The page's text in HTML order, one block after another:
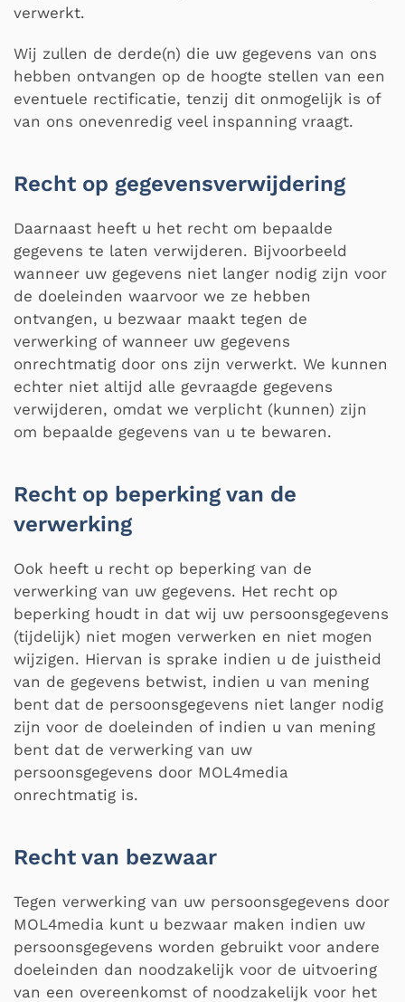
verwerkt.
Wij zullen de derde(n) die uw gegevens van ons
hebben ontvangen op de hoogte stellen van een
eventuele rectificatie, tenzij dit onmogelijk is of
van ons onevenredig veel inspanning vraagt.
Recht op gegevensverwijdering
Daarnaast heeft u het recht om bepaalde
gegevens te laten verwijderen. Bijvoorbeeld
wanneer uw gegevens niet langer nodig zijn voor
de doeleinden waarvoor we ze hebben
ontvangen, u bezwaar maakt tegen de
verwerking of wanneer uw gegevens
onrechtmatig door ons zijn verwerkt. We kunnen
echter niet altijd alle gevraagde gegevens
verwijderen, omdat we verplicht (kunnen) zijn
om bepaalde gegevens van u te bewaren.
Recht op beperking van de
verwerking
Ook heeft u recht op beperking van de
verwerking van uw gegevens. Het recht op
beperking houdt in dat wij uw persoonsgegevens
(tijdelijk) niet mogen verwerken en niet mogen
wijzigen. Hiervan is sprake indien u de juistheid
van de gegevens betwist, indien u van mening
bent dat de persoonsgegevens niet langer nodig
zijn voor de doeleinden of indien u van mening
bent dat de verwerking van uw
persoonsgegevens door MOL4media
onrechtmatig is.
Recht van bezwaar
Tegen verwerking van uw persoonsgegevens door
MOL4media kunt u bezwaar maken indien uw
persoonsgegevens worden gebruikt voor andere
doeleinden dan noodzakelijk voor de uitvoering
van een overeenkomst of noodzakelijk voor het